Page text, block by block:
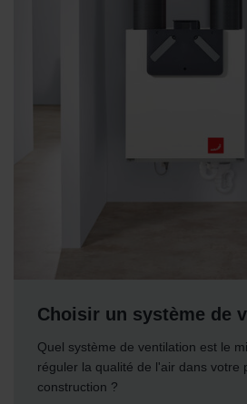
Choisir un système de
Quel système de ventilation est le
réguler la qualité de l'air dans votre
construction ?